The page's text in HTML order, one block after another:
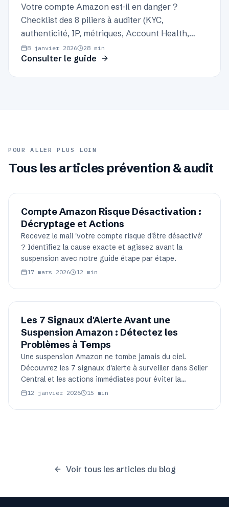
Votre compte Amazon est-il en danger ?
Checklist des 8 piliers à auditer (KYC,
authenticité, IP, métriques, Account Health,
listings, politiques, conformité UE) pour
prévenir la suspension avant qu'il ne soit trop
8 janvier 2026 28 min
Consulter le guide
POUR ALLER PLUS LOIN
Tous les articles prévention & audit
Compte Amazon Risque Désactivation :
Décryptage et Actions
Recevez le mail 'votre compte risque d'être désactivé'
? Identifiez la cause exacte et agissez avant la
suspension avec notre guide étape par étape.
17 mars 2026 12 min
Les 7 Signaux d'Alerte Avant une
Suspension Amazon : Détectez les
Problèmes à Temps
Une suspension Amazon ne tombe jamais du ciel.
Découvrez les 7 signaux d'alerte à surveiller dans Seller
Central et les actions immédiates pour éviter la
catastrophe.
12 janvier 2026 15 min
Voir tous les articles du blog